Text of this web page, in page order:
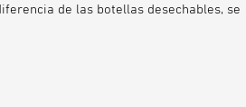
de las botellas desechables, se